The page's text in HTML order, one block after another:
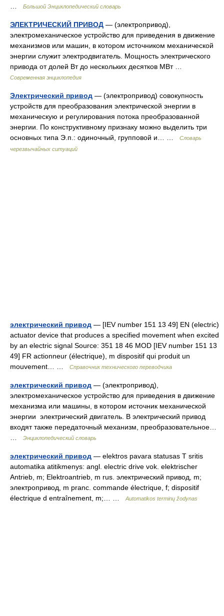
Большой Энциклопедический словарь
ЭЛЕКТРИЧЕСКИЙ ПРИВОД — (электропривод),
электромеханическое устройство для приведения в движение
механизмов или машин, в котором источником механической
энергии служит электродвигатель. Мощность электрического
привода от долей Вт до нескольких десятков МВт …
Современная энциклопедия
Электрический привод — (электропривод) совокупность
устройств для преобразования электрической энергии в
механическую и регулирования потока преобразованной
энергии. По конструктивному признаку можно выделить три
основных типа Э.п.: одиночный, групповой и… …
Словарь
черезвычайных ситуаций
электрический привод — [IEV number 151 13 49] EN (electric)
actuator device that produces a specified movement when excited
by an electric signal Source: 351 18 46 MOD [IEV number 151 13
49] FR actionneur (électrique), m dispositif qui produit un
mouvement… …
Справочник технического переводчика
электрический привод — (электропривод),
электромеханическое устройство для приведения в движение
механизма или машины, в котором источник механической
энергии электрический двигатель. В электрический привод
входят также передаточный механизм, преобразовательное…
Энциклопедический словарь
электрический привод — elektros pavara statusas T sritis
automatika atitikmenys: angl. electric drive vok. elektrischer
Antrieb, m; Elektroantrieb, m rus. электрический привод, m;
электропривод, m pranc. commande électrique, f; dispositif
électrique d entraînement, m;… …
Automatikos terminų žodynas